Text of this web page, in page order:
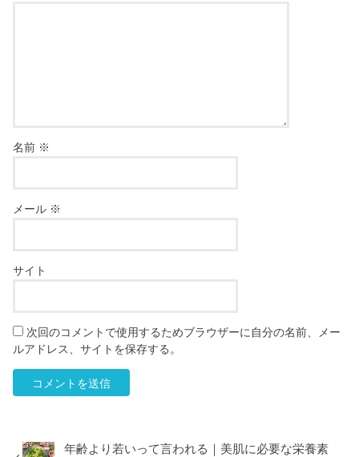
名前 ※
メール ※
サイト
次回のコメントで使用するためブラウザーに自分の名前、メー
ルアドレス、サイトを保存する。
年齢より若いって言われる｜美肌に必要な栄養素